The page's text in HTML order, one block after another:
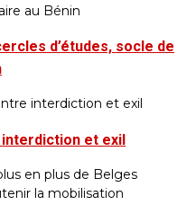
d’études, socle de
et exil